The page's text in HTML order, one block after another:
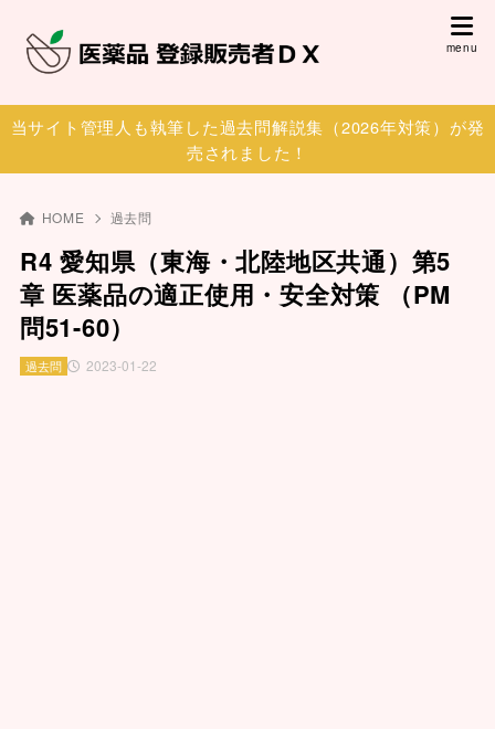
当サイト管理人も執筆した過去問解説集（2026年対策）が発
売されました！
HOME 過去問
R4 愛知県（東海・北陸地区共通）第5
章 医薬品の適正使用・安全対策 （PM
問51-60）
2023-01-22
過去問